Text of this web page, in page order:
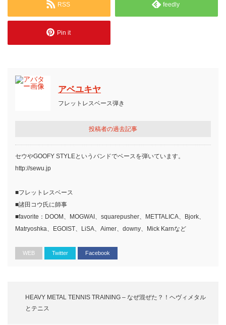
RSS feedly
Pin it
アベユキヤ
フレットレスベース弾き
投稿者の過去記事
セウやGOOFY STYLEというバンドでベースを弾いています。
http://sewu.jp
■フレットレスベース
■諸田コウ氏に師事
■favorite：DOOM、MOGWAI、squarepusher、METTALICA、Bjork、
Matryoshka、EGOIST、LiSA、Aimer、downy、Mick Karnなど
WEB Twitter Facebook
HEAVY METAL TENNIS TRAINING – なぜ混ぜた？！ヘヴィメタル
とテニス